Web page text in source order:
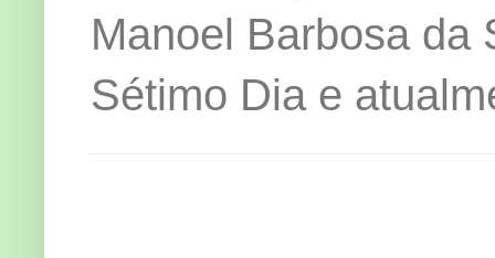
Manoel Barbosa da
Sétimo Dia e